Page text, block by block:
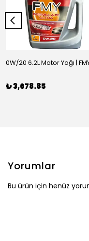
₺ 3,678.85
Yorumlar
Bu ürün için henüz